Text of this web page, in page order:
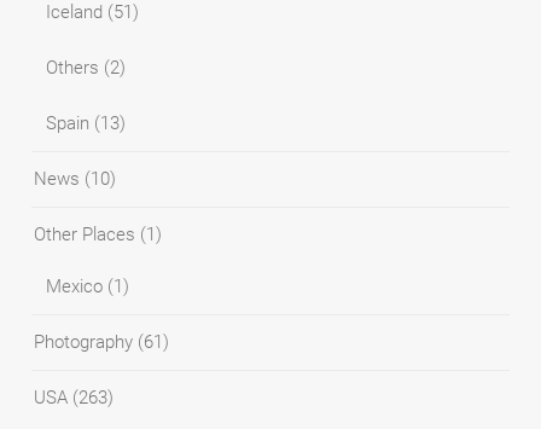
Iceland (51)
Others (2)
Spain (13)
News (10)
Other Places (1)
Mexico (1)
Photography (61)
USA (263)